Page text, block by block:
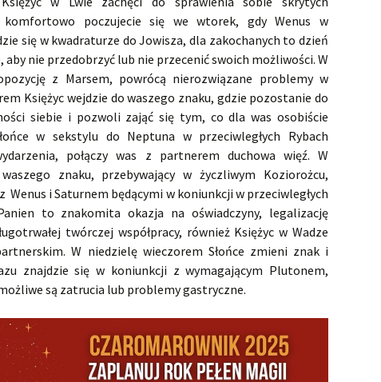
komfortowo poczujecie się we wtorek, gdy Wenus w
się w kwadraturze do Jowisza, dla zakochanych to dzień
aby nie przedobrzyć lub nie przecenić swoich możliwości. W
z Marsem, powrócą nierozwiązane problemy w
Księżyc wejdzie do waszego znaku, gdzie pozostanie do
siebie i pozwoli zająć się tym, co dla was osobiście
w sekstylu do Neptuna w przeciwległych Rybach
połączy was z partnerem duchowa więź. W
znaku, przebywający w życzliwym Koziorożcu,
i Saturnem będącymi w koniunkcji w przeciwległych
to znakomita okazja na oświadczyny, legalizację
twórczej współpracy, również Księżyc w Wadze
W niedzielę wieczorem Słońce zmieni znak i
znajdzie się w koniunkcji z wymagającym Plutonem,
są zatrucia lub problemy gastryczne.